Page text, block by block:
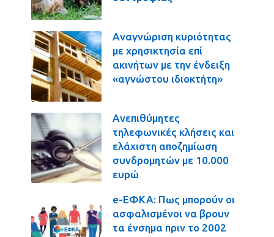
Αναγνώριση κυριότητας
με χρησικτησία επί
ακινήτων με την ένδειξη
«αγνώστου ιδιοκτήτη»
Ανεπιθύμητες
τηλεφωνικές κλήσεις και
ελάχιστη αποζημίωση
συνδρομητών με 10.000
ευρώ
e-ΕΦΚΑ: Πως μπορούν οι
ασφαλισμένοι να βρουν
τα ένσημα πριν το 2002